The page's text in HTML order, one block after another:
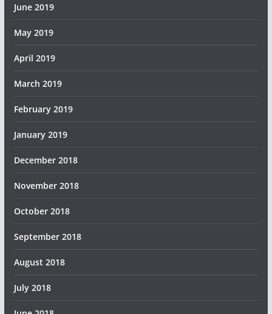
June 2019
May 2019
April 2019
March 2019
February 2019
January 2019
December 2018
November 2018
October 2018
September 2018
August 2018
July 2018